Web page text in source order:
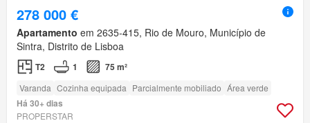
278 000 €
Apartamento em 2635-415, Rio de Mouro, Município de
Sintra, Distrito de Lisboa
T2 1 75 m²
Varanda Cozinha equipada Parcialmente mobiliado Área verde
Há 30+ dias
PROPERSTAR